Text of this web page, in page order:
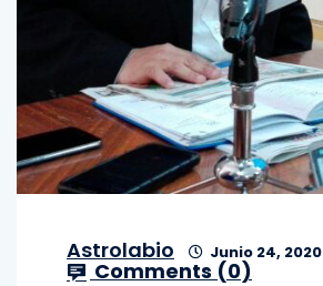
Astrolabio Junio 24, 2020
Comments (0)